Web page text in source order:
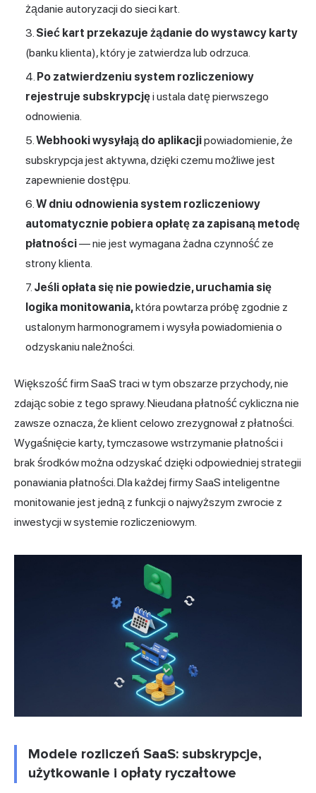
żądanie autoryzacji do sieci kart.
Sieć kart przekazuje żądanie do wystawcy karty
(banku klienta), który je zatwierdza lub odrzuca.
Po zatwierdzeniu system rozliczeniowy
rejestruje subskrypcjęi ustala datę pierwszego
odnowienia.
Webhooki wysyłają do aplikacjipowiadomienie, że
subskrypcja jest aktywna, dzięki czemu możliwe jest
zapewnienie dostępu.
W dniu odnowienia system rozliczeniowy
automatycznie pobiera opłatę za zapisaną metodę
płatności— nie jest wymagana żadna czynność ze
strony klienta.
Jeśli opłata się nie powiedzie, uruchamia się
logika monitowania,która powtarza próbę zgodnie z
ustalonym harmonogramem i wysyła powiadomienia o
odzyskaniu należności.
Większość firm SaaS traci w tym obszarze przychody, nie
zdając sobie z tego sprawy. Nieudana płatność cykliczna nie
zawsze oznacza, że klient celowo zrezygnował z płatności.
Wygaśnięcie karty, tymczasowe wstrzymanie płatności i
brak środków można odzyskać dzięki odpowiedniej strategii
ponawiania płatności. Dla każdej firmy SaaS inteligentne
monitowanie jest jedną z funkcji o najwyższym zwrocie z
inwestycji w systemie rozliczeniowym.
Modele rozliczeń SaaS: subskrypcje,
użytkowanie i opłaty ryczałtowe